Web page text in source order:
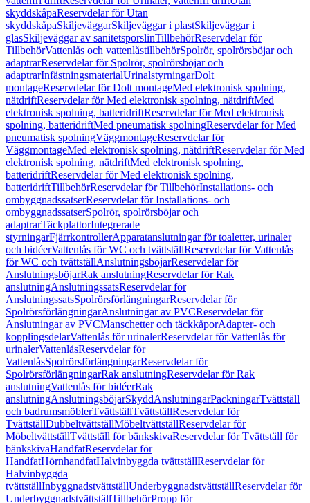
skyddskåpaReservdelar för Utan
skyddskåpaSkiljeväggarSkiljeväggar i plastSkiljeväggar i
glasSkiljeväggar av sanitetsporslinTillbehörReservdelar för
TillbehörVattenlås och vattenlåstillbehörSpolrör, spolrörsböjar och
adaptrarReservdelar för Spolrör, spolrörsböjar och
adaptrarInfästningsmaterialUrinalstyrningarDolt
montageReservdelar för Dolt montageMed elektronisk spolning,
nätdriftReservdelar för Med elektronisk spolning, nätdriftMed
elektronisk spolning, batteridriftReservdelar för Med elektronisk
spolning, batteridriftMed pneumatisk spolningReservdelar för Med
pneumatisk spolningVäggmontageReservdelar för
VäggmontageMed elektronisk spolning, nätdriftReservdelar för Med
elektronisk spolning, nätdriftMed elektronisk spolning,
batteridriftReservdelar för Med elektronisk spolning,
batteridriftTillbehörReservdelar för TillbehörInstallations- och
ombyggnadssatserReservdelar för Installations- och
ombyggnadssatserSpolrör, spolrörsböjar och
adaptrarTäckplattorIntegrerade
styrningarFjärrkontrollerApparatanslutningar för toaletter, urinaler
och bidéerVattenlås för WC och tvättställReservdelar för Vattenlås
för WC och tvättställAnslutningsböjarReservdelar för
AnslutningsböjarRak anslutningReservdelar för Rak
anslutningAnslutningssatsReservdelar för
AnslutningssatsSpolrörsförlängningarReservdelar för
SpolrörsförlängningarAnslutningar av PVCReservdelar för
Anslutningar av PVCManschetter och täckkåporAdapter- och
kopplingsdelarVattenlås för urinalerReservdelar för Vattenlås för
urinalerVattenlåsReservdelar för
VattenlåsSpolrörsförlängningarReservdelar för
SpolrörsförlängningarRak anslutningReservdelar för Rak
anslutningVattenlås för bidéerRak
anslutningAnslutningsböjarSkyddAnslutningarPackningarTvättställ
och badrumsmöblerTvättställTvättställReservdelar för
TvättställDubbeltvättställMöbeltvättställReservdelar för
MöbeltvättställTvättställ för bänkskivaReservdelar för Tvättställ för
bänkskivaHandfatReservdelar för
HandfatHörnhandfatHalvinbyggda tvättställReservdelar för
Halvinbyggda
tvättställInbyggnadstvättställUnderbyggnadstvättställReservdelar för
UnderbyggnadstvättställTillbehörPropp för